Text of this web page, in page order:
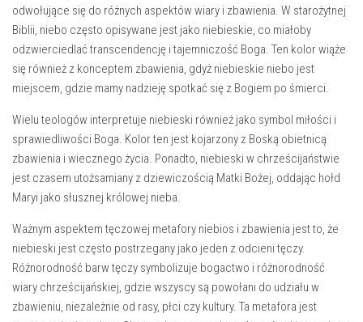
odwołujące się do różnych aspektów wiary i ‌zbawienia. W starożytnej
Biblii, niebo często opisywane ⁢jest jako niebieskie, co miałoby
odzwierciedlać ‍transcendencję ⁣i tajemniczość Boga. Ten ‍kolor wiąże
się również z konceptem zbawienia, gdyż niebieskie niebo jest
⁢miejscem, gdzie mamy nadzieję spotkać się ⁤z Bogiem po śmierci.
Wielu teologów interpretuje niebieski również jako symbol miłości i
sprawiedliwości Boga. Kolor ten jest‍ kojarzony​ z Boską obietnicą
zbawienia ⁢i wiecznego życia. Ponadto, niebieski‍ w chrześcijaństwie
jest czasem utożsamiany z dziewiczością Matki ⁤Bożej, ⁢oddając hołd​
Maryi jako słusznej królowej‍ nieba.
Ważnym aspektem ‌tęczowej ⁣metafory niebios i zbawienia jest to, że
niebieski jest‌ często postrzegany⁢ jako jeden z odcieni tęczy.
Różnorodność barw tęczy symbolizuje ‍bogactwo i​ różnorodność
wiary chrześcijańskiej, gdzie wszyscy ​są powołani do udziału w
zbawieniu, niezależnie od rasy, płci ⁣czy kultury. Ta metafora jest